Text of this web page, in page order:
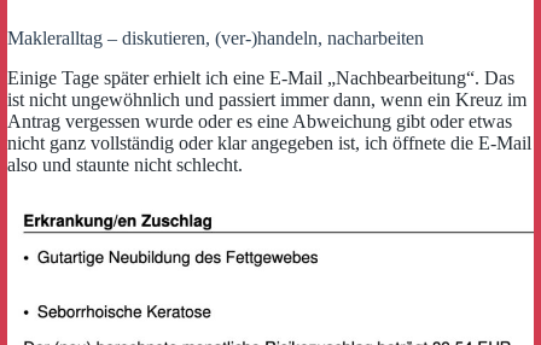
Makleralltag – diskutieren, (ver-)handeln, nacharbeiten
Einige Tage später erhielt ich eine E-Mail „Nachbearbeitung“. Das
ist nicht ungewöhnlich und passiert immer dann, wenn ein Kreuz im
Antrag vergessen wurde oder es eine Abweichung gibt oder etwas
nicht ganz vollständig oder klar angegeben ist, ich öffnete die E-Mail
also und staunte nicht schlecht.